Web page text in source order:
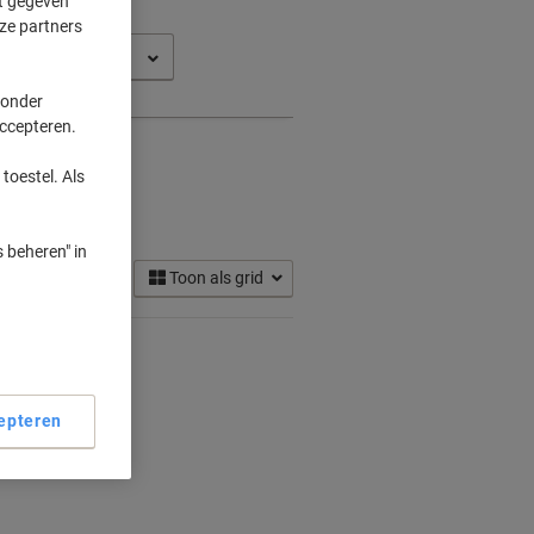
Toon als grid
partners
Als
in